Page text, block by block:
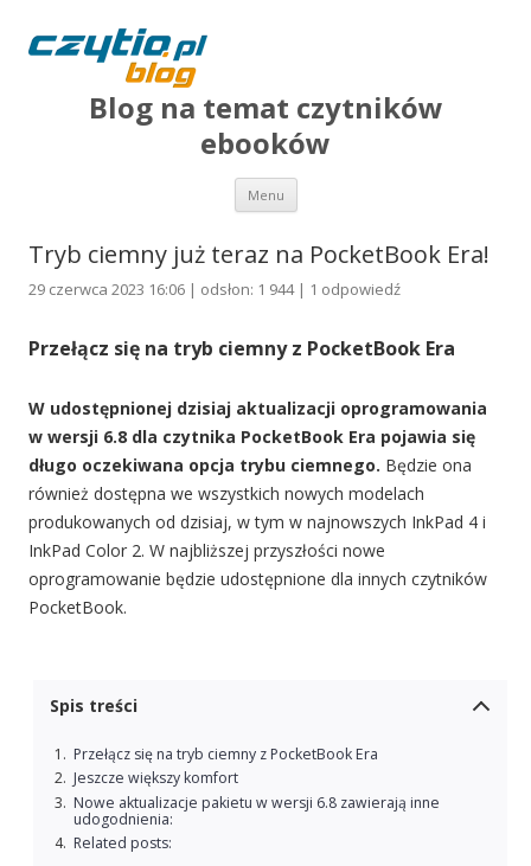
Blog na temat czytników
ebooków
Menu Przejdź do treści
Tryb ciemny już teraz na PocketBook Era!
29 czerwca 2023 16:06 | odsłon: 1 944 | 1 odpowiedź
Przełącz się na tryb ciemny z PocketBook Era
W udostępnionej dzisiaj aktualizacji oprogramowania
w wersji 6.8 dla czytnika PocketBook Era pojawia się
długo oczekiwana opcja trybu ciemnego. Będzie ona
również dostępna we wszystkich nowych modelach
produkowanych od dzisiaj, w tym w najnowszych InkPad 4 i
InkPad Color 2. W najbliższej przyszłości nowe
oprogramowanie będzie udostępnione dla innych czytników
PocketBook.
Spis treści
Przełącz się na tryb ciemny z PocketBook Era
Jeszcze większy komfort
Nowe aktualizacje pakietu w wersji 6.8 zawierają inne
udogodnienia:
Related posts: